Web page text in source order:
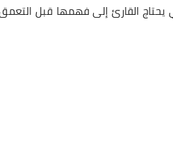
القارئ إلى فهمها قبل